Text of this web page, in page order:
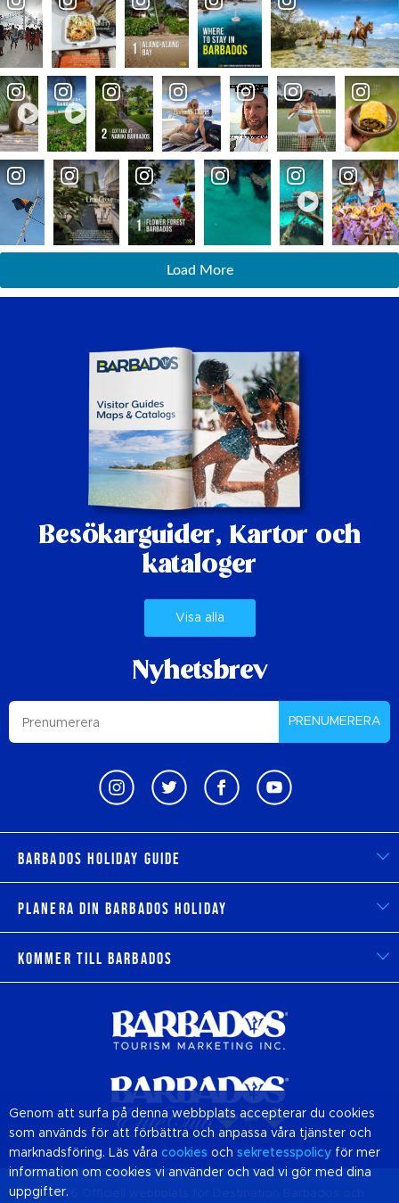
Load More
Besökarguider, Kartor och
kataloger
Visa alla
Nyhetsbrev
PRENUMERERA
Barbados Holiday Guide
Planera din Barbados Holiday
Kommer till Barbados
© 2026 Officiell webbplats för Destination
Genom att surfa på denna webbplats accepterar du cookies
som används för att förbättra och anpassa våra tjänster och
marknadsföring. Läs våra cookies och sekretesspolicy för mer
information om cookies vi använder och vad vi gör med dina
uppgifter.